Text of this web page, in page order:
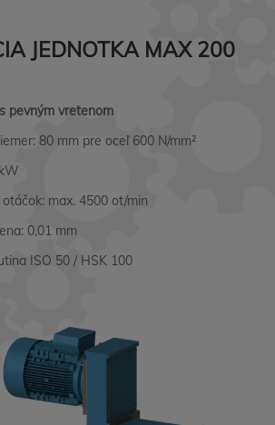
JEDNOTKA MAX 200
pevným vretenom
80 mm pre oceľ 600 N/mm²
max. 4500 ot/min
0,01 mm
ISO 50 / HSK 100